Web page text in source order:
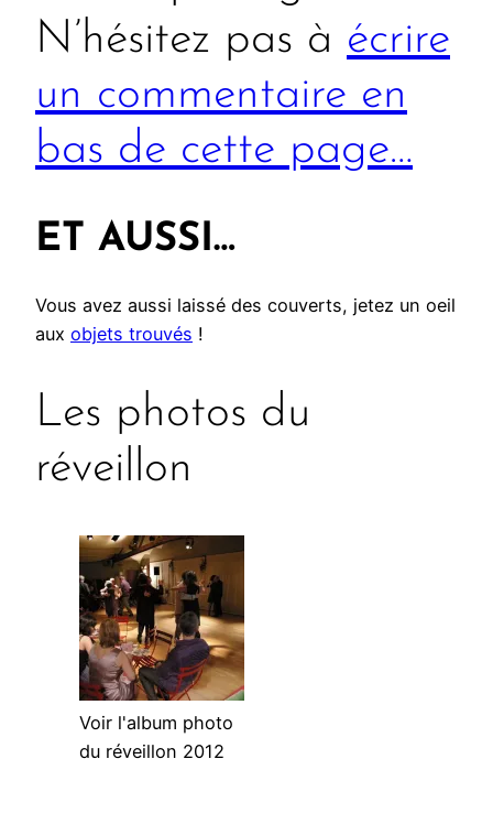
N’hésitez pas à écrire
un commentaire en
bas de cette page…
ET AUSSI…
Vous avez aussi laissé des couverts, jetez un oeil
aux objets trouvés !
Les photos du
réveillon
Voir l'album photo
du réveillon 2012